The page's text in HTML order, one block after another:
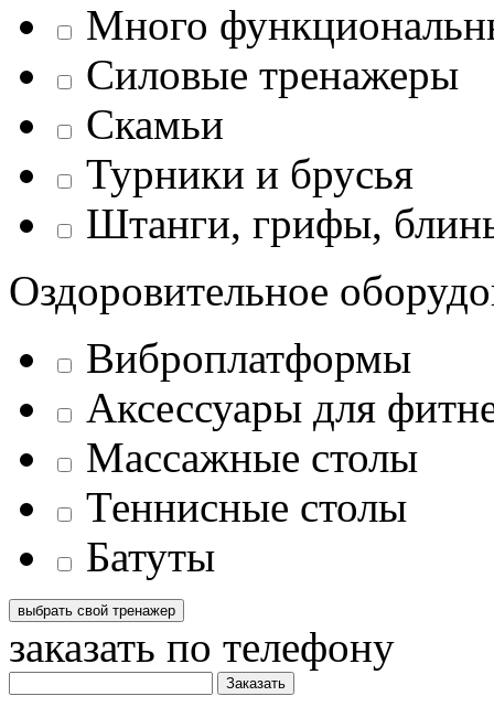
Много
Силовые тренажеры
Скамьи
Турники и брусья
Штанги, грифы,
Оздоровительное
Виброплатформы
Аксессуары для
Массажные столы
Теннисные столы
Батуты
заказать по телефону